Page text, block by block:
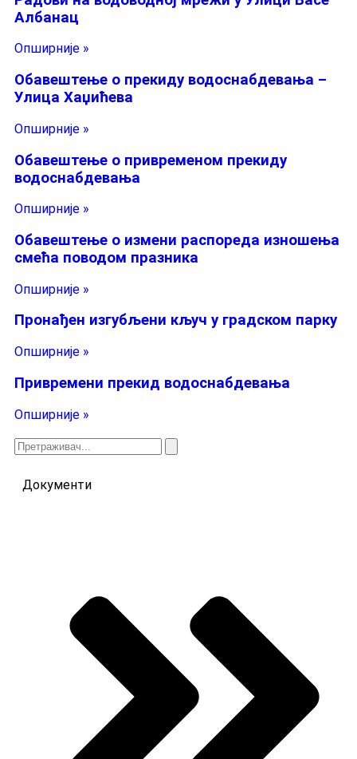
Албанац
Опширније »
Обавештење о прекиду водоснабдевања –
Улица Хаџићева
Опширније »
Обавештење о привременом прекиду
водоснабдевања
Опширније »
Обавештење о измени распореда изношења
смећа поводом празника
Опширније »
Пронађен изгубљени кључ у градском парку
Опширније »
Привремени прекид водоснабдевања
Опширније »
Документи